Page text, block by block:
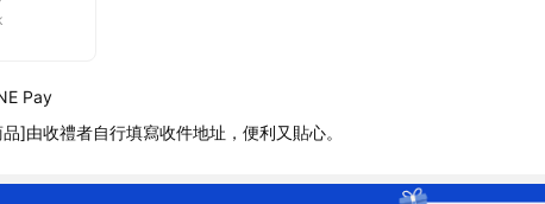
Pay
]由收禮者自行填寫收件地址，便利又貼心。